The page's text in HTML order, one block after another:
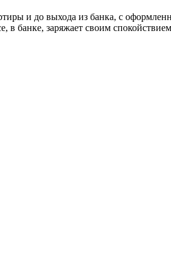
и до выхода из банка, с
в банке, заряжает своим